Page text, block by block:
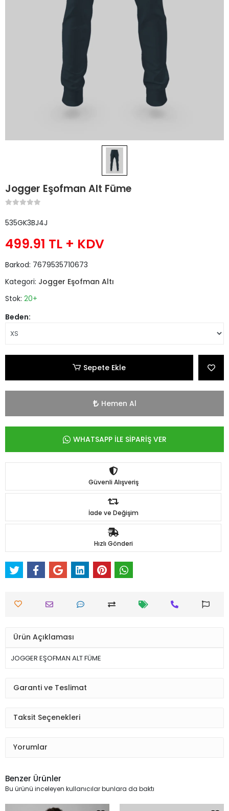
Jogger Eşofman Alt Füme
535GK3BJ4J
499.91 TL + KDV
Barkod: 7679535710673
Kategori: Jogger Eşofman Altı
Stok: 20+
Beden:
Sepete Ekle
Hemen Al
WHATSAPP İLE SİPARİŞ VER
Güvenli Alışveriş
İade ve Değişim
Hızlı Gönderi
Ürün Açıklaması
JOGGER EŞOFMAN ALT FÜME
Garanti ve Teslimat
Taksit Seçenekleri
Yorumlar
Benzer Ürünler
Bu ürünü inceleyen kullanıcılar bunlara da baktı